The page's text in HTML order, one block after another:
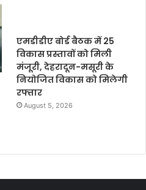
एमडीडीए बोर्ड बैठक में 25
विकास प्रस्तावों को मिली
मंजूरी, देहरादून-मसूरी के
नियोजित विकास को मिलेगी
रफ्तार
August 5, 2026